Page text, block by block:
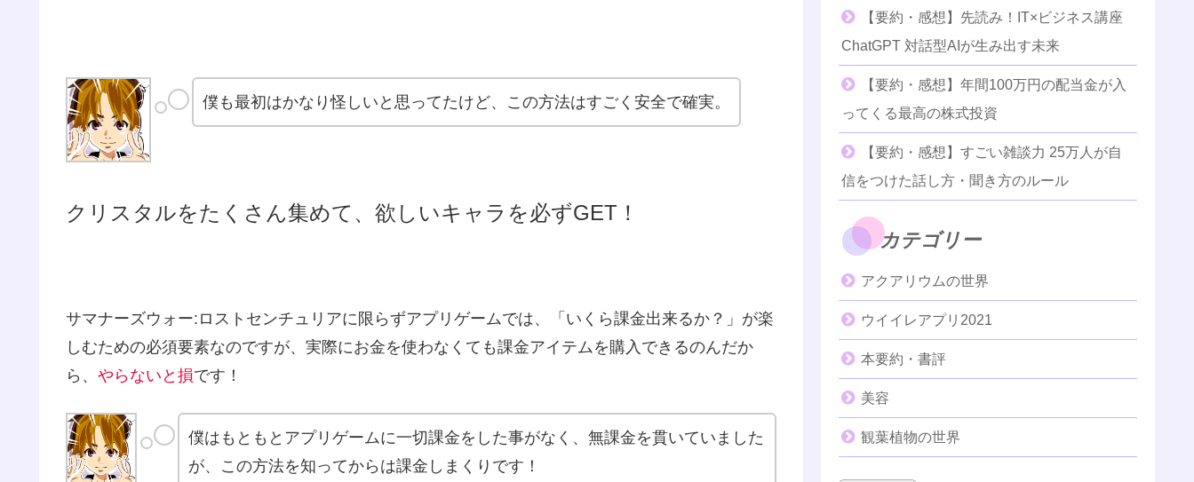
僕も最初はかなり怪しいと思ってたけど、この方法はすごく安全で確実。
クリスタルをたくさん集めて、欲しいキャラを必ずGET！
サマナーズウォー:ロストセンチュリアに限らずアプリゲームでは、「いくら課金出来るか？」が楽
しむための必須要素なのですが、実際にお金を使わなくても課金アイテムを購入できるのんだか
ら、 やらないと損です！
僕はもともとアプリゲームに一切課金をした事がなく、無課金を貫いていました
が、この方法を知ってからは課金しまくりです！
【要約・感想】先読み！IT×ビジネス講座
ChatGPT 対話型AIが生み出す未来
【要約・感想】年間100万円の配当金が入
ってくる最高の株式投資
【要約・感想】すごい雑談力 25万人が自
信をつけた話し方・聞き方のルール
カテゴリー
アクアリウムの世界
ウイイレアプリ2021
本要約・書評
美容
観葉植物の世界